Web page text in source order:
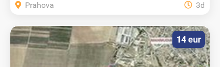
Prahova 3d
14 eur